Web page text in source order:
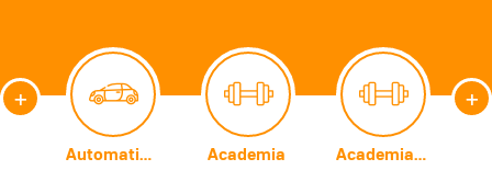
+
Automatização Comercial Academia Academia de Artes Marciais
+